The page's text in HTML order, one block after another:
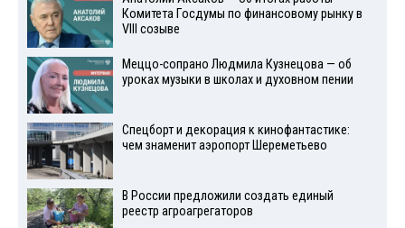
Комитета Госдумы по финансовому рынку в
VIII созыве
Меццо-сопрано Людмила Кузнецова — об
уроках музыки в школах и духовном пении
Спецборт и декорация к кинофантастике:
чем знаменит аэропорт Шереметьево
В России предложили создать единый
реестр агроагрегаторов